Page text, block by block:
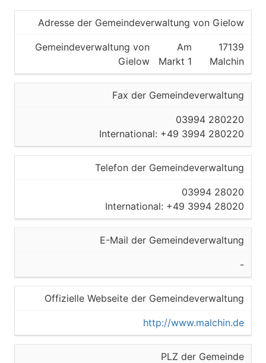
Adresse der Gemeindeverwaltung von Gielow
Gemeindeverwaltung von
Gielow
Am
Markt 1
17139
Malchin
Fax der Gemeindeverwaltung
03994 280220
International: +49 3994 280220
Telefon der Gemeindeverwaltung
03994 28020
International: +49 3994 28020
E-Mail der Gemeindeverwaltung
-
Offizielle Webseite der Gemeindeverwaltung
http://www.malchin.de
PLZ der Gemeinde